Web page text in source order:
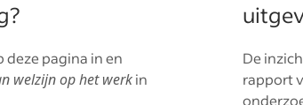
pagina in en
welzijn op het werkin
De
rapport